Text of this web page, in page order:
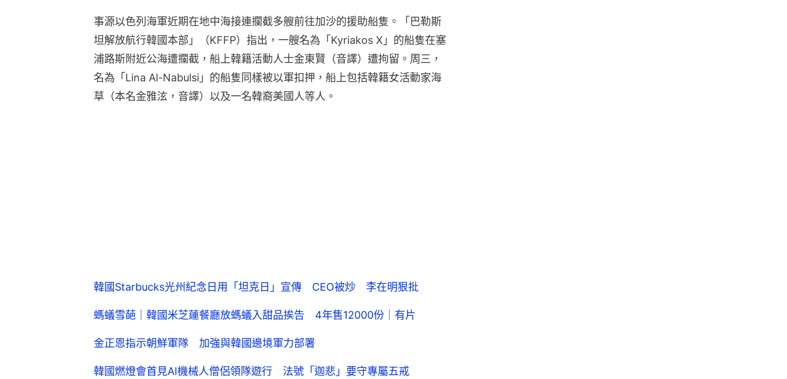
事源以色列海軍近期在地中海接連攔截多艘前往加沙的援助船隻。「巴勒斯
坦解放航行韓國本部」（KFFP）指出，一艘名為「Kyriakos X」的船隻在塞
浦路斯附近公海遭攔截，船上韓籍活動人士金東賢（音譯）遭拘留。周三，
名為「Lina Al-Nabulsi」的船隻同樣被以軍扣押，船上包括韓籍女活動家海
草（本名金雅泫，音譯）以及一名韓裔美國人等人。
韓國Starbucks光州紀念日用「坦克日」宣傳 CEO被炒 李在明狠批
螞蟻雪葩｜韓國米芝蓮餐廳放螞蟻入甜品挨告 4年售12000份｜有片
金正恩指示朝鮮軍隊 加強與韓國邊境軍力部署
韓國燃燈會首見AI機械人僧侶領隊遊行 法號「迦悲」要守專屬五戒